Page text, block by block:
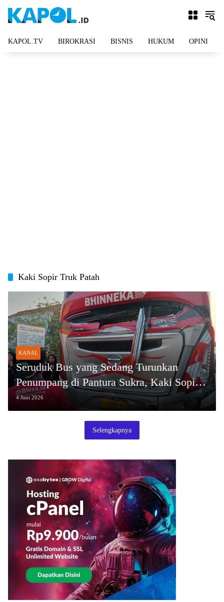
KAPOL.TV BIROKRASI BISNIS HUKUM OPINI
Kaki Sopir Truk Patah
KANAL
Seruduk Bus yang Sedang Turunkan
Penumpang di Pantura Sukra, Kaki Sopir
Truk Patah
4 Juni 2026
Selengkapnya